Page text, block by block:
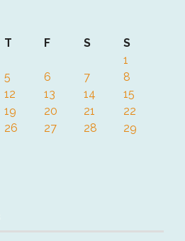
T F S
S
1
5 6 7
8
12 13 14
15
19 20 21
22
26 27 28
29